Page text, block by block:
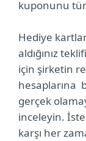
kuponunu
Hediye
aldığınız
için şirketin
hesaplarına
gerçek
inceleyin.
karşı her